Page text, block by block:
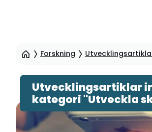
sidinnehåll
Forskning
Utvecklingsartiklar
kategori "Utveckla